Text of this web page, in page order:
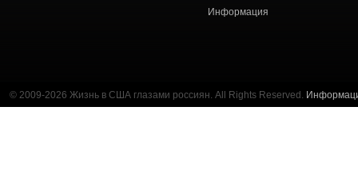
Информация
© 2009-2026 Жизнь в США глазами россиян. All Rights Reserved.